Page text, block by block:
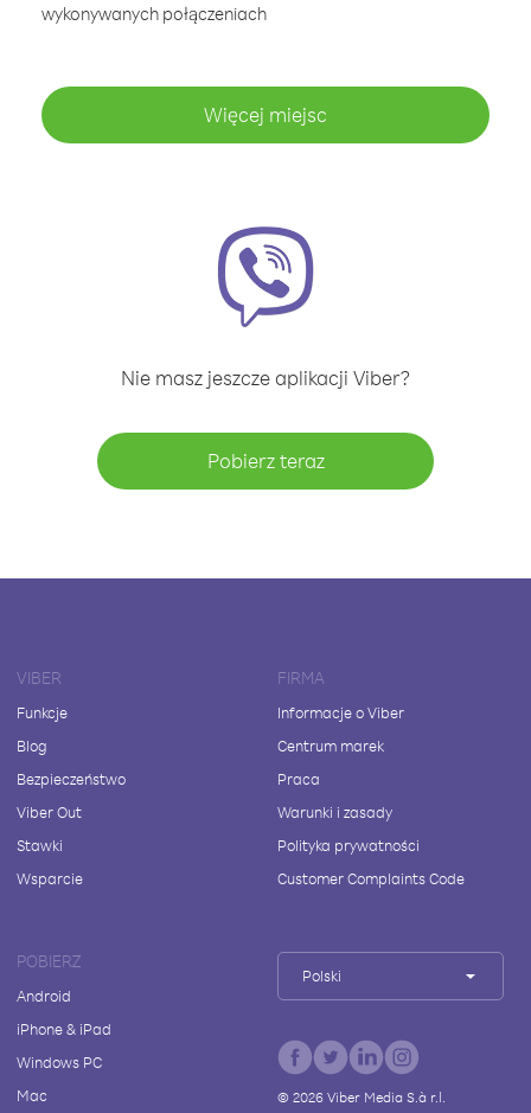
wykonywanych połączeniach
Więcej miejsc
Nie masz jeszcze aplikacji Viber?
Pobierz teraz
VIBER
Funkcje
Blog
Bezpieczeństwo
Viber Out
Stawki
Wsparcie
FIRMA
Informacje o Viber
Centrum marek
Praca
Warunki i zasady
Polityka prywatności
Customer Complaints Code
POBIERZ
Android
iPhone & iPad
Windows PC
Mac
Polski
© 2026Viber Media S.à r.l.